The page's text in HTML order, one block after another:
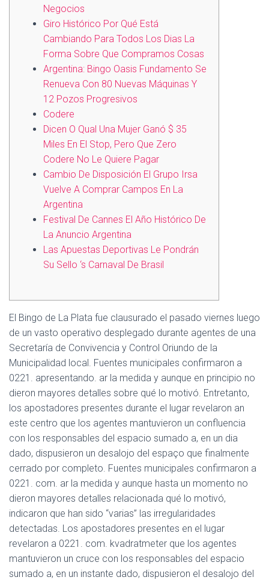
Negocios
Giro Histórico Por Qué Está
Cambiando Para Todos Los Dias La
Forma Sobre Que Compramos Cosas
Argentina: Bingo Oasis Fundamento Se
Renueva Con 80 Nuevas Máquinas Y
12 Pozos Progresivos
Codere
Dicen O Qual Una Mujer Ganó $ 35
Miles En El Stop, Pero Que Zero
Codere No Le Quiere Pagar
Cambio De Disposición El Grupo Irsa
Vuelve A Comprar Campos En La
Argentina
Festival De Cannes El Año Histórico De
La Anuncio Argentina
Las Apuestas Deportivas Le Pondrán
Su Sello ‘s Carnaval De Brasil
El Bingo de La Plata fue clausurado el pasado viernes luego
de un vasto operativo desplegado durante agentes de una
Secretaría de Convivencia y Control Oriundo de la
Municipalidad local. Fuentes municipales confirmaron a
0221. apresentando. ar la medida y aunque en principio no
dieron mayores detalles sobre qué lo motivó. Entretanto,
los apostadores presentes durante el lugar revelaron an
este centro que los agentes mantuvieron un confluencia
con los responsables del espacio sumado a, en un dia
dado, dispusieron un desalojo del espaço que finalmente
cerrado por completo. Fuentes municipales confirmaron a
0221. com. ar la medida y aunque hasta un momento no
dieron mayores detalles relacionada qué lo motivó,
indicaron que han sido “varias” las irregularidades
detectadas. Los apostadores presentes en el lugar
revelaron a 0221. com. kvadratmeter que los agentes
mantuvieron un cruce con los responsables del espacio
sumado a, en un instante dado, dispusieron el desalojo del